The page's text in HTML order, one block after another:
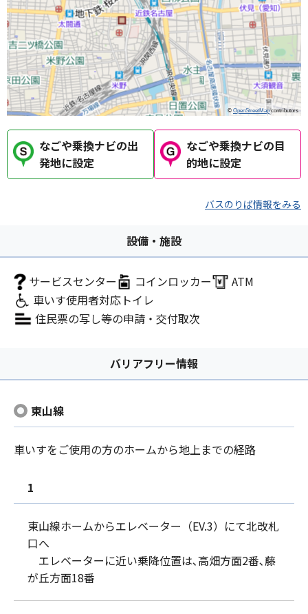
© OpenStreetMapcontributors
なごや乗換ナビの出
発地に設定
なごや乗換ナビの目
的地に設定
バスのりば情報をみる
設備・施設
サービスセンター コインロッカー
ATM
車いす使用者対応トイレ
住民票の写し等の申請・交付取次
バリアフリー情報
東山線
車いすをご使用の方のホームから地上までの経路
1
東山線ホームからエレベーター（EV.3）にて北改札
口へ
エレベーターに近い乗降位置は､高畑方面2番､藤
が丘方面18番